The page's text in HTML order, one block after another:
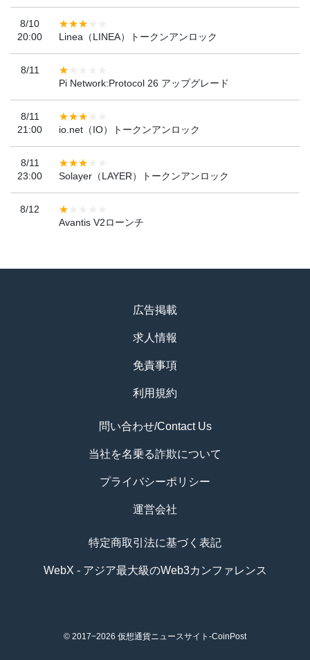
8/10
20:00
Linea（LINEA）トークンアンロック
8/11
Pi Network:Protocol 26 アップグレード
8/11
21:00
io.net（IO）トークンアンロック
8/11
23:00
Solayer（LAYER）トークンアンロック
8/12
Avantis V2ローンチ
広告掲載
求人情報
免責事項
利用規約
問い合わせ/Contact Us
当社を名乗る詐欺について
プライバシーポリシー
運営会社
特定商取引法に基づく表記
WebX - アジア最大級のWeb3カンファレンス
© 2017−2026 仮想通貨ニュースサイト-CoinPost